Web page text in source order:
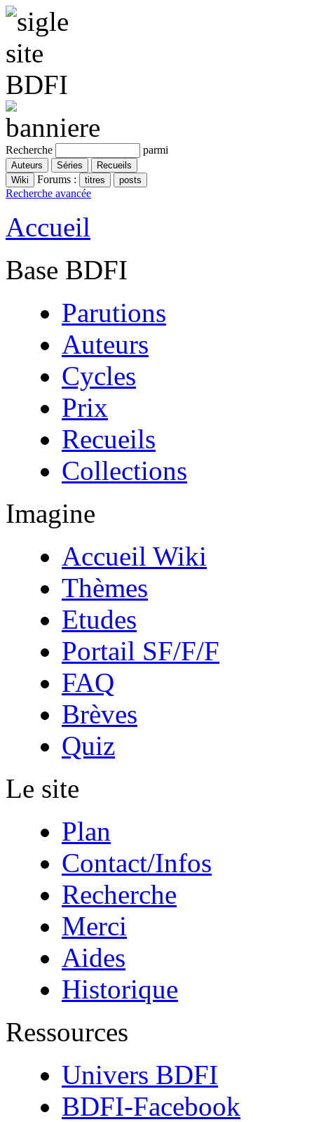
Recherche parmi
Forums :
Recherche avancée
Accueil
Base BDFI
Parutions
Auteurs
Cycles
Prix
Recueils
Collections
Imagine
Accueil Wiki
Thèmes
Etudes
Portail SF/F/F
FAQ
Brèves
Quiz
Le site
Plan
Contact/Infos
Recherche
Merci
Aides
Historique
Ressources
Univers BDFI
BDFI-Facebook